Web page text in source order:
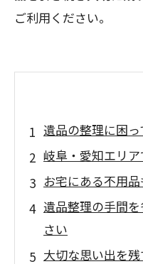
ご利用ください。
遺品の整理に困
岐阜・愛知エリ
お宅にある不用
遺品整理の手間
さい
大切な思い出を